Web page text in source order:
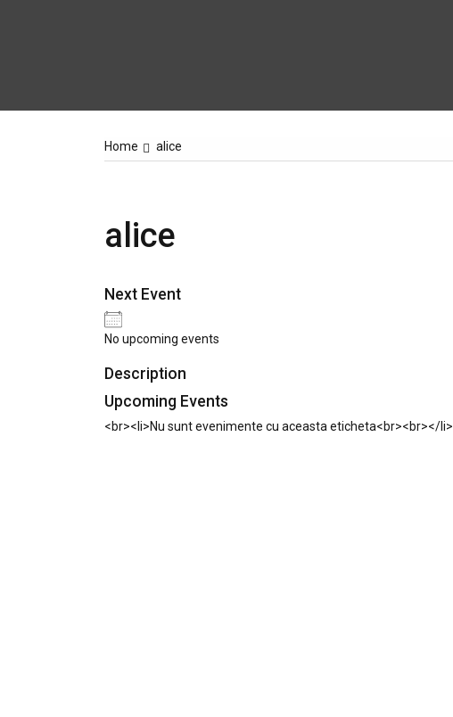
Home alice
alice
Next Event
No upcoming events
Description
Upcoming Events
<br><li>Nu sunt evenimente cu aceasta eticheta<br><br></li>